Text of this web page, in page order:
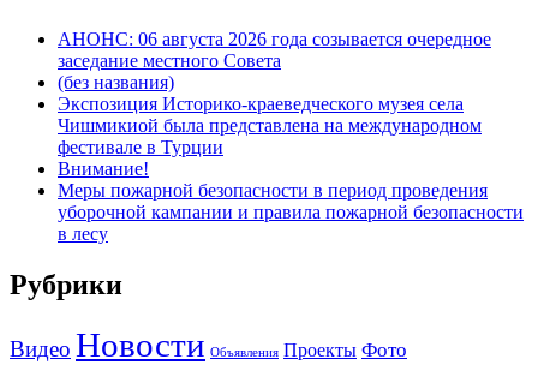
АНОНС: 06 августа 2026 года созывается очередное
заседание местного Совета
(без названия)
Экспозиция Историко-краеведческого музея села
Чишмикиой была представлена на международном
фестивале в Турции
Внимание!
Меры пожарной безопасности в период проведения
уборочной кампании и правила пожарной безопасности
в лесу
Рубрики
Видео Новости Объявления Проекты Фото